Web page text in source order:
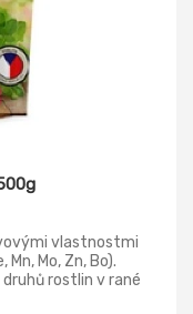
vlastnostmi
Mo, Zn, Bo).
rostlin v rané